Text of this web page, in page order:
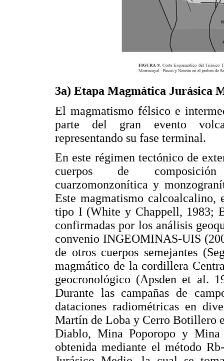
3a) Etapa Magmática Jurásica
El magmatismo félsico e
parte del gran evento
representando su fase terminal.
En este régimen tectónico de
cuerpos de composición
cuarzomonzonítica y
Este magmatismo calcoalcalino,
tipo I (White y Chappell, 1983;
confirmadas por los análisis
convenio INGEOMINAS-UIS
de otros cuerpos semejantes
magmático de la cordillera
geocronológico (Apsden et al.
Durante las campañas de
dataciones radiométricas en
Martín de Loba y Cerro Botillero
Diablo, Mina Poporopo y
obtenida mediante el método